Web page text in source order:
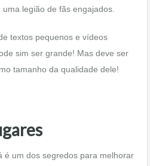
legião de fãs engajados.
textos pequenos e vídeos
sim ser grande! Mas deve ser
tamanho da qualidade dele!
é um dos segredos para melhorar